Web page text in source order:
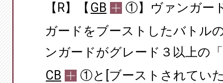
【R】【 GB
①】ヴァンガー
ガードをブーストしたバトル
ンガードがグレード３以上の
CB
①と[ブーストされてい